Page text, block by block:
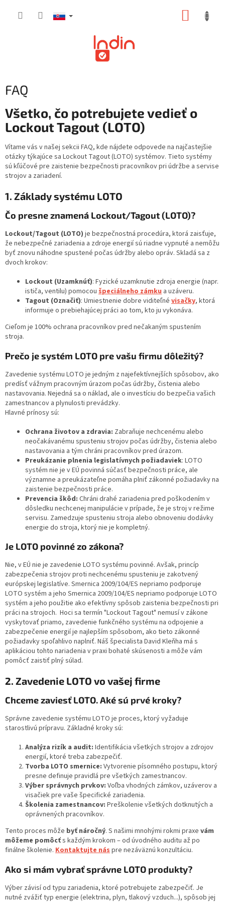
FAQ
Všetko, čo potrebujete vedieť o
Lockout Tagout (LOTO)
Vítame vás v našej sekcii FAQ, kde nájdete odpovede na najčastejšie
otázky týkajúce sa Lockout Tagout (LOTO) systémov. Tieto systémy
sú kľúčové pre zaistenie bezpečnosti pracovníkov pri údržbe a servise
strojov a zariadení.
1. Základy systému LOTO
Čo presne znamená Lockout/Tagout (LOTO)?
Lockout/Tagout (LOTO) je bezpečnostná procedúra, ktorá zaisťuje,
že nebezpečné zariadenia a zdroje energií sú riadne vypnuté a nemôžu
byť znovu náhodne spustené počas údržby alebo opráv. Skladá sa z
dvoch krokov:
Lockout (Uzamknúť): Fyzické uzamknutie zdroja energie (napr.
ističa, ventilu) pomocou špeciálneho zámku a uzáveru.
Tagout (Označiť): Umiestnenie dobre viditeľné visačky, ktorá
informuje o prebiehajúcej práci ao tom, kto ju vykonáva.
Cieľom je 100% ochrana pracovníkov pred nečakaným spustením
stroja.
Prečo je systém LOTO pre vašu firmu dôležitý?
Zavedenie systému LOTO je jedným z najefektívnejších spôsobov, ako
predísť vážnym pracovným úrazom počas údržby, čistenia alebo
nastavovania. Nejedná sa o náklad, ale o investíciu do bezpečia vašich
zamestnancov a plynulosti prevádzky.
Hlavné prínosy sú:
Ochrana životov a zdravia: Zabraňuje nechcenému alebo
neočakávanému spusteniu strojov počas údržby, čistenia alebo
nastavovania a tým chráni pracovníkov pred úrazom.
Preukázanie plnenia legislatívnych požiadaviek: LOTO
systém nie je v EÚ povinná súčasť bezpečnosti práce, ale
významne a preukázateľne pomáha plniť zákonné požiadavky na
zaistenie bezpečnosti práce.
Prevencia škôd: Chráni drahé zariadenia pred poškodením v
dôsledku nechcenej manipulácie v prípade, že je stroj v režime
servisu. Zamedzuje spusteniu stroja alebo obnoveniu dodávky
energie do stroja, ktorý nie je kompletný.
Je LOTO povinné zo zákona?
Nie, v EÚ nie je zavedenie LOTO systému povinné. Avšak, princíp
zabezpečenia strojov proti nechcenému spusteniu je zakotvený
európskej legislatíve. Smernica 2009/104/ES nepriamo podporuje
LOTO systém a jeho Smernica 2009/104/ES nepriamo podporuje LOTO
systém a jeho použitie ako efektívny spôsob zaistenia bezpečnosti pri
práci na strojoch. Hoci sa termín "Lockout Tagout" nemusí v zákone
vyskytovať priamo, zavedenie funkčného systému na odpojenie a
zabezpečenie energií je najlepším spôsobom, ako tieto zákonné
požiadavky spoľahlivo naplniť. Náš špecialista David Kleňha má s
aplikáciou tohto nariadenia v praxi bohaté skúsenosti a môže vám
pomôcť zaistiť plný súlad.
2. Zavedenie LOTO vo vašej firme
Chceme zaviesť LOTO. Aké sú prvé kroky?
Správne zavedenie systému LOTO je proces, ktorý vyžaduje
starostlivú prípravu. Základné kroky sú:
Analýza rizík a audit: Identifikácia všetkých strojov a zdrojov
energií, ktoré treba zabezpečiť.
Tvorba LOTO smernice: Vytvorenie písomného postupu, ktorý
presne definuje pravidlá pre všetkých zamestnancov.
Výber správnych prvkov: Voľba vhodných zámkov, uzáverov a
visačiek pre vaše špecifické zariadenia.
Školenia zamestnancov: Preškolenie všetkých dotknutých a
oprávnených pracovníkov.
Tento proces môže byť náročný. S našimi mnohými rokmi praxe vám
môžeme pomôcťs každým krokom – od úvodného auditu až po
finálne školenie. Kontaktujte náspre nezáväznú konzultáciu.
Ako si mám vybrať správne LOTO produkty?
Výber závisí od typu zariadenia, ktoré potrebujete zabezpečiť. Je
nutné zvážiť typ energie (elektrina, plyn, tlakový vzduch...), spôsob jej